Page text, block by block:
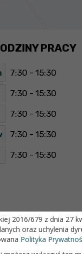
PRACY
7:30 - 15:30
7:30 - 15:30
7:30 - 15:30
7:30 - 15:30
7:30 - 15:30
2016/679 z dnia 27
oraz uchylenia
Polityka